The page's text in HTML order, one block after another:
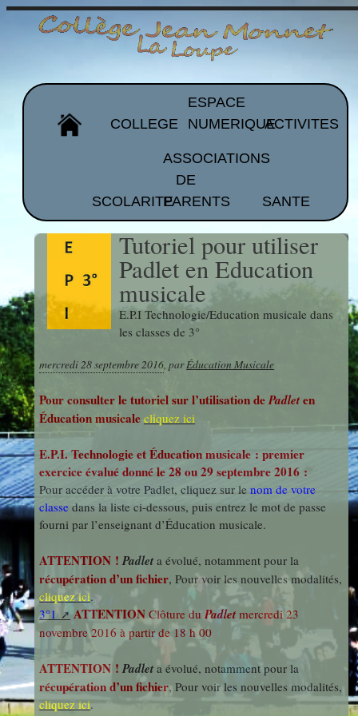
COLLEGE
Organigramme
Les
équipes
Projet
d'établissement
photos
ESPACE
NUMERIQUE
Pronote
Moodle
Esidoc
FOLIOS
Web
et Linux
ACTIVITES
et EPS
ACST
Atelier
Programmation
Plastiques
Découverte
des
Métiers
Découverte
Professionnelle
Education
Musicale
SCOLARITE
Brevet
CDI
Des Arts
Voyages
et Sorties
ASSOCIATIONS
DE
PARENTS
ALPE
APEEP
Représentants
indépendants
SANTE
Tutoriel pour utiliser
Padlet en Education
musicale
E.P.I Technologie/Education musicale dans
les classes de 3°
mercredi 28 septembre 2016,parÉducation Musicale
Pour consulter le tutoriel sur l’utilisation dePadleten
Éducation musicale cliquez ici
E.P.I. Technologie et Éducation musicale : premier
exercice évalué donné le 28 ou 29 septembre 2016 :
Pour accéder à votre Padlet, cliquez sur lenom de votre
classe dans la liste ci-dessous, puis entrez le mot de passe
fourni par l’enseignant d’Éducation musicale.
ATTENTION ! Padlet a évolué, notamment pour la
récupération d’un fichier, Pour voir les nouvelles modalités,
cliquez ici.
3°1
ATTENTION Clôture du Padlet mercredi 23
novembre 2016 à partir de 18 h 00
ATTENTION ! Padlet a évolué, notamment pour la
récupération d’un fichier, Pour voir les nouvelles modalités,
cliquez ici.